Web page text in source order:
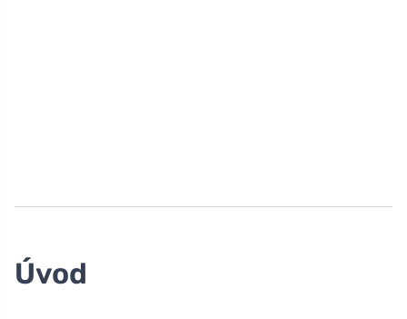
Úvod